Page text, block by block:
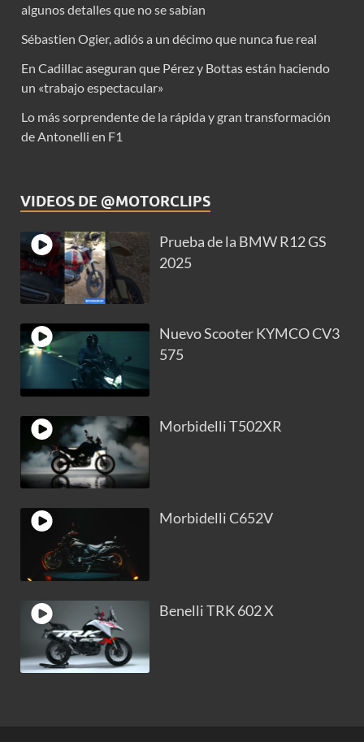
algunos detalles que no se sabían
Sébastien Ogier, adiós a un décimo que nunca fue real
En Cadillac aseguran que Pérez y Bottas están haciendo
un «trabajo espectacular»
Lo más sorprendente de la rápida y gran transformación
de Antonelli en F1
VIDEOS DE @MOTORCLIPS
Prueba de la BMW R12 GS
2025
Nuevo Scooter KYMCO CV3
575
Morbidelli T502XR
Morbidelli C652V
Benelli TRK 602 X